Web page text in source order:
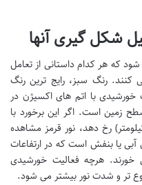
شکل گیری آنها
که هر کدام داستانی از تعامل
کنند. رنگ سبز، رایج ترین رنگ
با اتم های اکسیژن در
کیلومتری از سطح زمین است. اگر این برخورد با
در ارتفاعات بالاتر (بیش از ۳۰۰ کیلومتر) رخ دهد، نور قرمز مشاهده
آبی یا بنفش است که در ارتفاعات
به چشم می خورند. هرچه فعالیت خورشیدی
تر و شدت نور بیشتر می شود.